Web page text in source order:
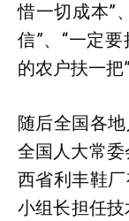
惜一切成本”
信”、“一定
的农户扶一把”
随后全国各
全国人大常
西省利丰鞋
小组长担任